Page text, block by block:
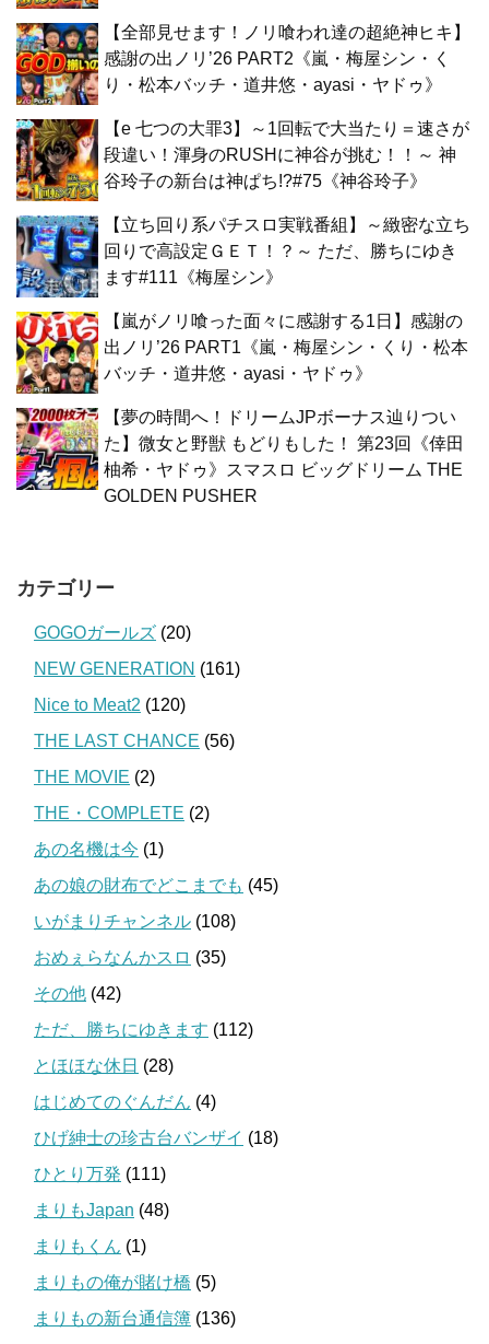
【全部見せます！ノリ喰われ達の超絶神ヒキ】
感謝の出ノリ’26 PART2《嵐・梅屋シン・く
り・松本バッチ・道井悠・ayasi・ヤドゥ》
【e 七つの大罪3】～1回転で大当たり＝速さが
段違い！渾身のRUSHに神谷が挑む！！～ 神
谷玲子の新台は神ぱち!?#75《神谷玲子》
【立ち回り系パチスロ実戦番組】～緻密な立ち
回りで高設定ＧＥＴ！？～ ただ、勝ちにゆき
ます#111《梅屋シン》
【嵐がノリ喰った面々に感謝する1日】感謝の
出ノリ’26 PART1《嵐・梅屋シン・くり・松本
バッチ・道井悠・ayasi・ヤドゥ》
【夢の時間へ！ドリームJPボーナス辿りつい
た】微女と野獣 もどりもした！ 第23回《倖田
柚希・ヤドゥ》スマスロ ビッグドリーム THE
GOLDEN PUSHER
カテゴリー
GOGOガールズ (20)
NEW GENERATION (161)
Nice to Meat2 (120)
THE LAST CHANCE (56)
THE MOVIE (2)
THE・COMPLETE (2)
あの名機は今 (1)
あの娘の財布でどこまでも (45)
いがまりチャンネル (108)
おめぇらなんかスロ (35)
その他 (42)
ただ、勝ちにゆきます (112)
とほほな休日 (28)
はじめてのぐんだん (4)
ひげ紳士の珍古台バンザイ (18)
ひとり万発 (111)
まりもJapan (48)
まりもくん (1)
まりもの俺が賭け橋 (5)
まりもの新台通信簿 (136)